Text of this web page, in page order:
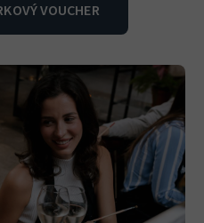
VOUCHER